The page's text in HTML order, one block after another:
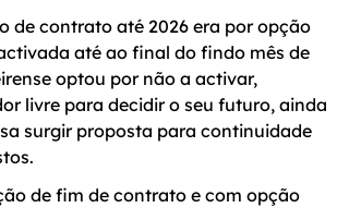
de contrato até 2026 era por opção
até ao final do findo mês de
optou por não a activar,
livre para decidir o seu futuro, ainda
surgir proposta para continuidade
de fim de contrato e com opção